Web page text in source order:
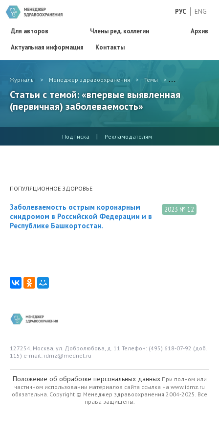
РУС ENG
Для авторов Члены ред. коллегии
Архив
Актуальная информация
Контакты
Журналы > Менеджер здравоохранения > Темы > впервые
Статьи с темой: «впервые выявленная
(первичная) заболеваемость»
Подписка | Рекламодателям
ПОПУЛЯЦИОННОЕ ЗДОРОВЬЕ
2023 № 12
Заболеваемость острым коронарным
синдромом в Российской Федерации и в
Республике Башкортостан.
127254, Москва, ул. Добролюбова, д. 11 Телефон: (495) 618-07-92 (доб.
115) e-mail: idmz@mednet.ru
Положение об обработке персональных данныхПри полном или
частичном использовании материалов сайта ссылка на www.idmz.ru
обязательна. Copyright © Менеджер здравоохранения 2004-2025. Все
права защищены.